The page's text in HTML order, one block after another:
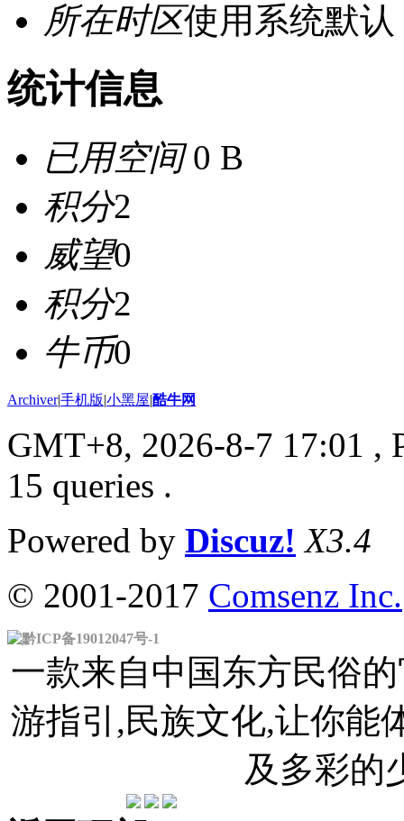
所在时区使用系统默认
统计信息
已用空间0 B
积分2
威望0
积分2
牛币0
Archiver|手机版|小黑屋|酷牛网
GMT+8, 2026-8-7 17:01 ,
15 queries .
Powered by Discuz! X3.4
© 2001-2017 Comsenz Inc.
黔ICP备19012047号-1
一款来自中国东方民俗
游指引,民族文化,让你能
及多彩的